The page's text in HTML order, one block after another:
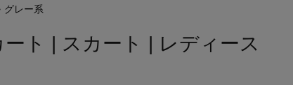
グレー系
ト | スカート | レディース